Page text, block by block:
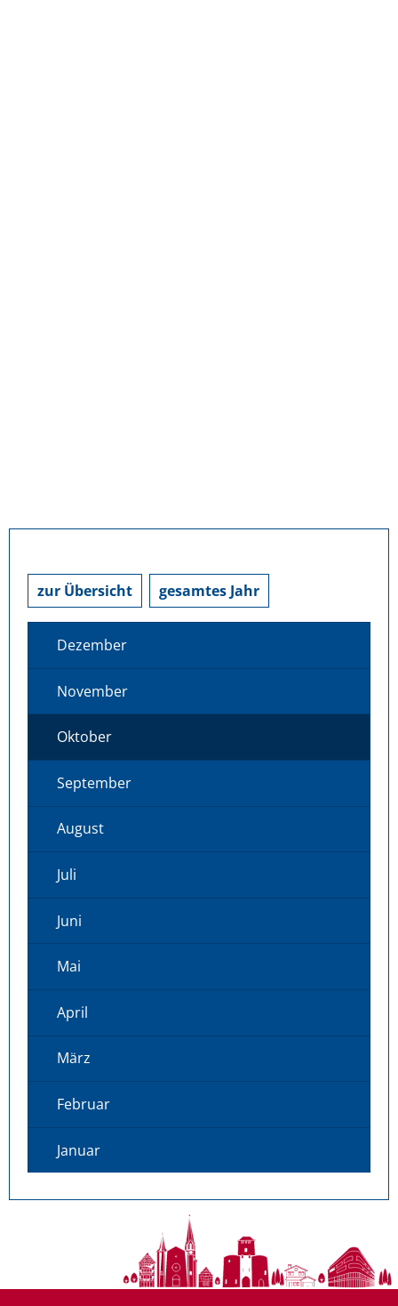
zur Übersicht gesamtes Jahr
Dezember
November
Oktober
September
August
Juli
Juni
Mai
April
März
Februar
Januar